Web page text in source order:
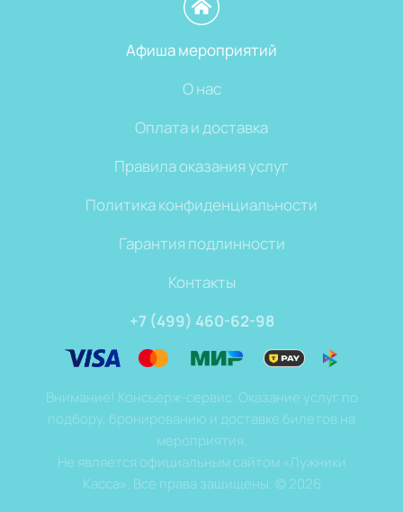
Афиша мероприятий
О нас
Оплата и доставка
Правила оказания услуг
Политика конфиденциальности
Гарантия подлинности
Контакты
+7 (499) 460-62-98
Внимание! Консьерж-сервис. Оказание услуг по
подбору, бронированию и доставке билетов на
мероприятия.
Не является официальным сайтом «Лужники
Касса». Все права защищены. ©2026